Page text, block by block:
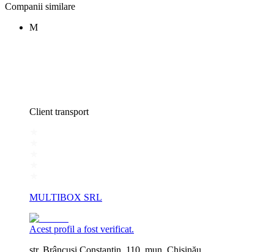
Companii similare
M
Client transport
MULTIBOX SRL
Acest profil a fost verificat.
str. Brâncuşi Constantin, 110, mun. Chişinău